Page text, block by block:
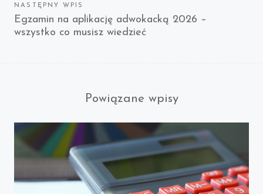
NASTĘPNY WPIS
Next
post:
Egzamin na aplikację adwokacką 2026 –
wszystko co musisz wiedzieć
Powiązane wpisy